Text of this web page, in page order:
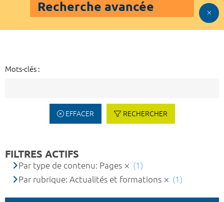
Recherche avancée
Mots-clés :
EFFACER RECHERCHER
FILTRES ACTIFS
Par type de contenu: Pages
(1)
Par rubrique: Actualités et formations
(1)